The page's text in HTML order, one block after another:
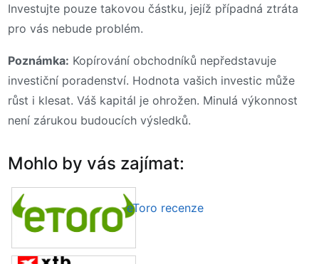
Investujte pouze takovou částku, jejíž případná ztráta
pro vás nebude problém.
Poznámka: Kopírování obchodníků nepředstavuje
investiční poradenství. Hodnota vašich investic může
růst i klesat. Váš kapitál je ohrožen. Minulá výkonnost
není zárukou budoucích výsledků.
Mohlo by vás zajímat:
eToro recenze